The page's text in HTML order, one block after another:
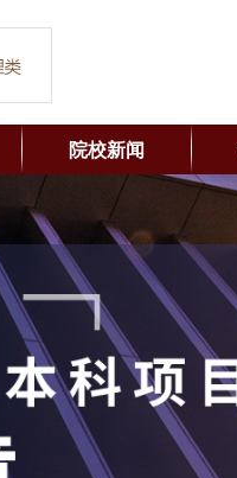
院校新闻